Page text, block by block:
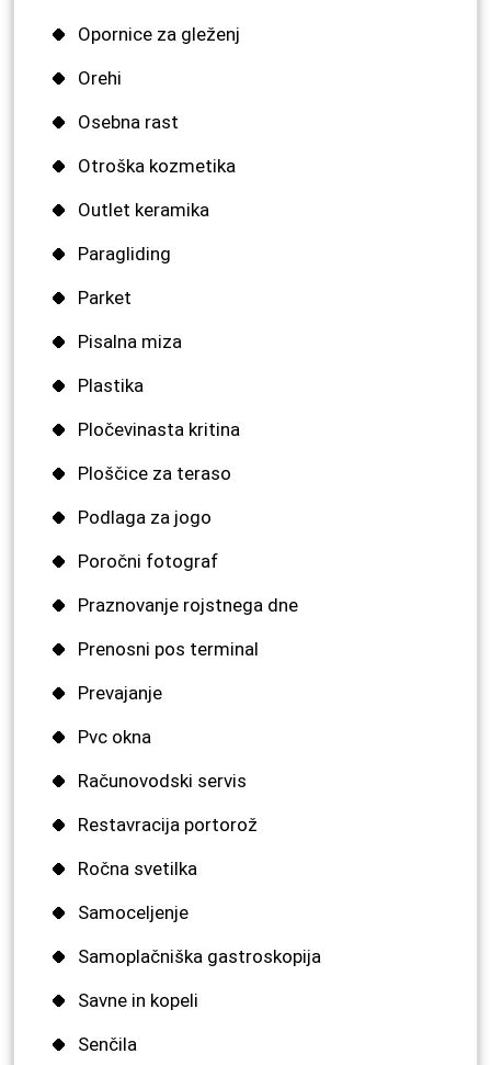
Opornice za gleženj
Orehi
Osebna rast
Otroška kozmetika
Outlet keramika
Paragliding
Parket
Pisalna miza
Plastika
Pločevinasta kritina
Ploščice za teraso
Podlaga za jogo
Poročni fotograf
Praznovanje rojstnega dne
Prenosni pos terminal
Prevajanje
Pvc okna
Računovodski servis
Restavracija portorož
Ročna svetilka
Samoceljenje
Samoplačniška gastroskopija
Savne in kopeli
Senčila